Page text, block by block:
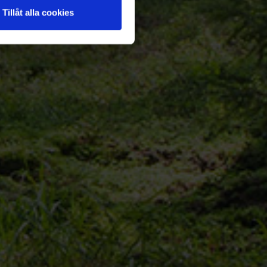
Tillåt alla cookies